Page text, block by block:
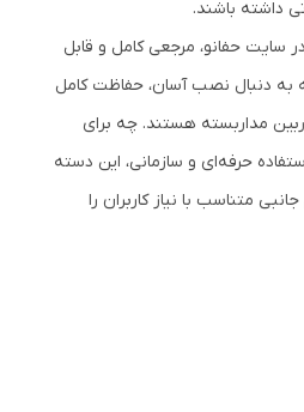
داشته باشند.
سایت حفانو، مرجعی کامل و قابل
به دنبال نصب آسان، حفاظت کامل
مداربسته هستند. چه برای
حرفه‌ای و سازمانی، این دسته
متناسب با نیاز کاربران را